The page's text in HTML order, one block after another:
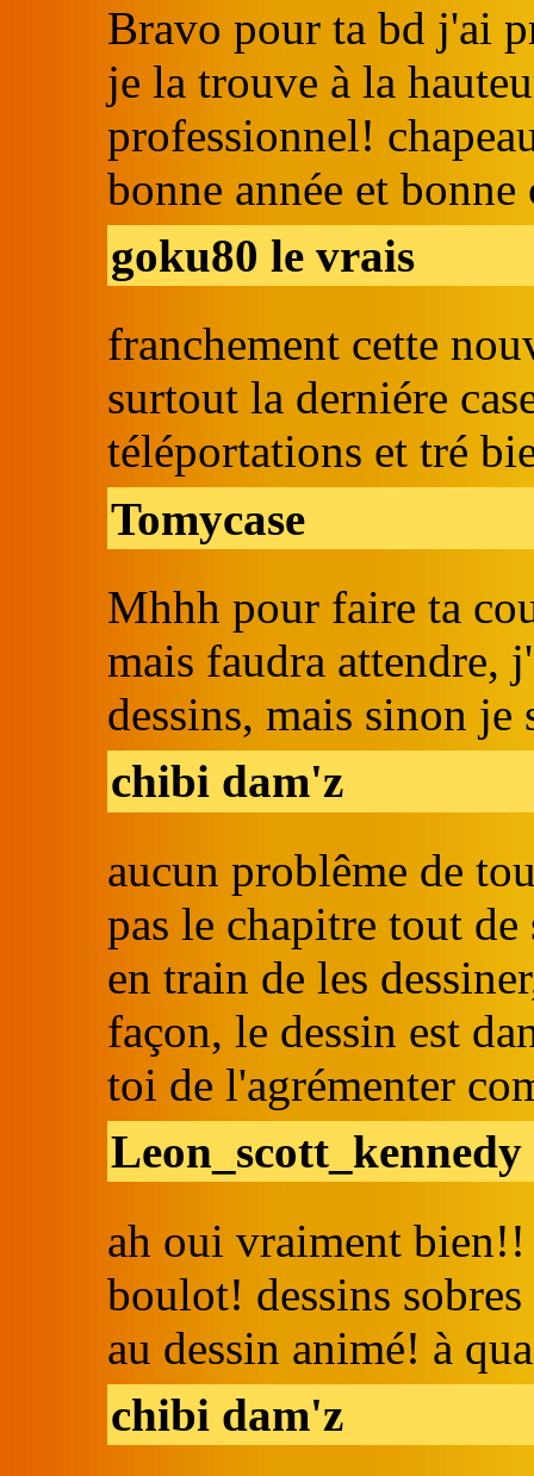
Bravo pour ta bd j'ai
je la trouve à la
professionnel!
bonne année et
goku80 le vrais
franchement cette
surtout la derniére
téléportations et tré
Tomycase
Mhhh pour faire ta
mais faudra attendre,
dessins, mais sinon je
chibi dam'z
aucun problême de
pas le chapitre tout
en train de les
façon, le dessin est
toi de l'agrémenter
Leon_scott_kennedy
ah oui vraiment
boulot! dessins
au dessin animé! à
chibi dam'z